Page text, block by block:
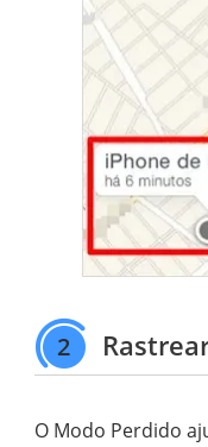
2
O Modo Perdido